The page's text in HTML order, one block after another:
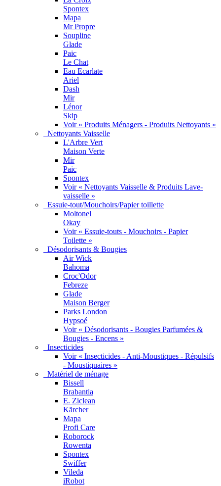
Spontex
Mapa
Mr Propre
Soupline
Glade
Paic
Le Chat
Eau Ecarlate
Ariel
Dash
Mir
Lénor
Skip
Voir « Produits Ménagers - Produits Nettoyants »
Nettoyants Vaisselle
L'Arbre Vert
Maison Verte
Mir
Paic
Spontex
Voir « Nettoyants Vaisselle & Produits Lave-
vaisselle »
Essuie-tout/Mouchoirs/Papier toillette
Moltonel
Okay
Voir « Essuie-touts - Mouchoirs - Papier
Toilette »
Désodorisants & Bougies
Air Wick
Bahoma
Croc'Odor
Febreze
Glade
Maison Berger
Parks London
Hypsoé
Voir « Désodorisants - Bougies Parfumées &
Bougies - Encens »
Insecticides
Voir « Insecticides - Anti-Moustiques - Répulsifs
- Moustiquaires »
Matériel de ménage
Bissell
Brabantia
E. Ziclean
Kärcher
Mapa
Profi Care
Roborock
Rowenta
Spontex
Swiffer
Vileda
iRobot